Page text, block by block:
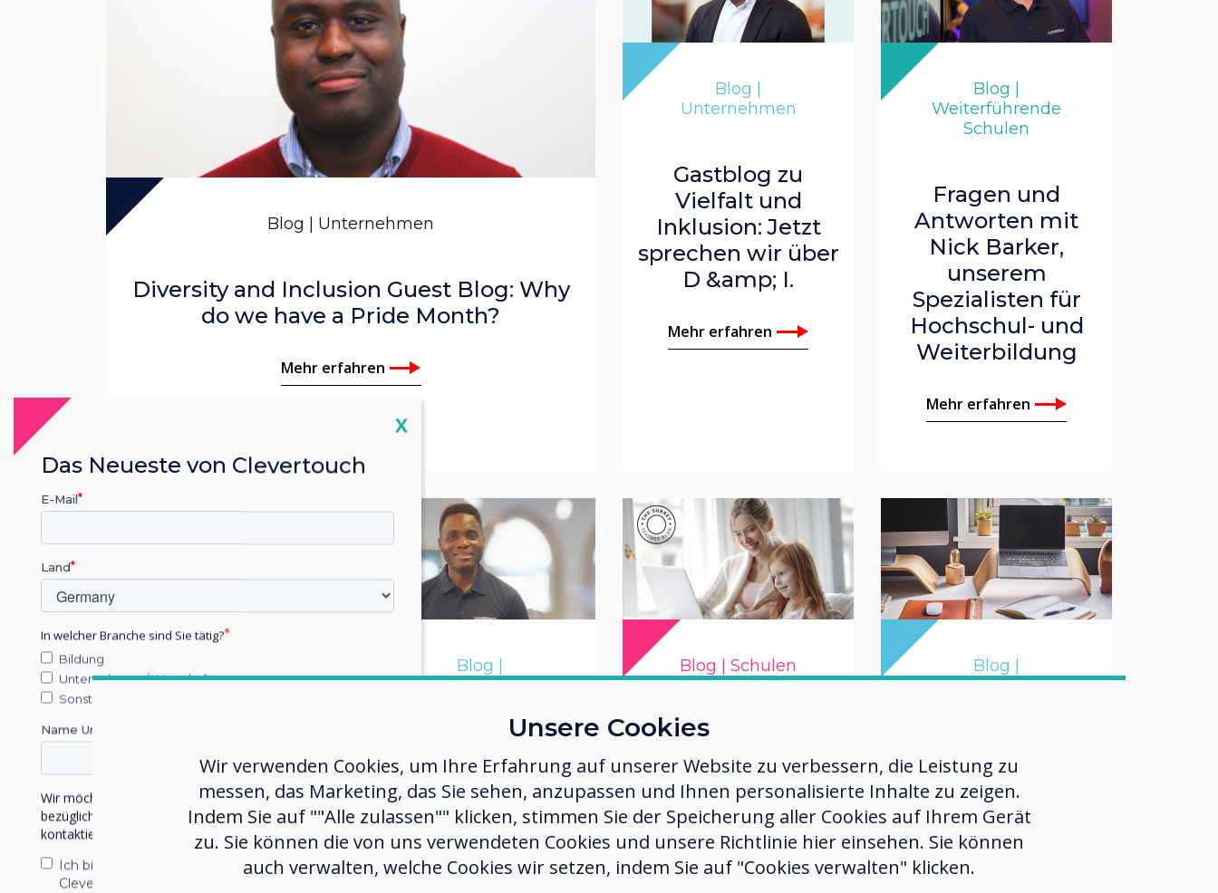
MOD/Government
Jeremias Grünenwald
Klaus Krappmann
Adam Kingshot
Jack Willson
Mark Tildesley
Gareth Middleton
John Ginty
Blog | Unternehmen
Diversity and Inclusion Guest Blog: Why
do we have a Pride Month?
Mehr erfahren
Blog |
Unternehmen
Gastblog zu
Vielfalt und
Inklusion: Jetzt
sprechen wir über
D &amp; I.
Mehr erfahren
Blog |
Weiterführende
Schulen
Fragen und
Antworten mit
Nick Barker,
unserem
Spezialisten für
Hochschul- und
Weiterbildung
Mehr erfahren
Unternehmen
Kraft der
Technologie
Blog |
Unternehmen
Zusammenarbeit
an einem
Arbeitsplatz nach
der Sperrung
Blog | Schulen
Der Surrey
Teacher Blog:
Fernunterrichtsunterstützung
für Eltern
Mehr erfahren
Blog |
Unternehmen
Arbeit von zu
Hause aus
Mehr erfahren
Unsere Cookies
Wir verwenden Cookies, um Ihre Erfahrung auf unserer Website zu verbessern, die Leistung zu
messen, das Marketing, das Sie sehen, anzupassen und Ihnen personalisierte Inhalte zu zeigen.
Indem Sie auf ""Alle zulassen"" klicken, stimmen Sie der Speicherung aller Cookies auf Ihrem Gerät
zu. Sie können die von uns verwendeten Cookies und unsere Richtlinie hier einsehen. Sie können
auch verwalten, welche Cookies wir setzen, indem Sie auf "Cookies verwalten" klicken.
Close
X
Das Neueste von Clevertouch
E-Mail
Land
In welcher Branche sind Sie tätig?
Bildung
Unternehmen / Wirtschaft
Sonstiges
Name Unternehmen/Einrichtung
Wir möchten Sie gerne per E-Mail, Telefon oder Post
bezüglich unserer Produkte und Dienstleistungen
kontaktieren.
Ich bin damit einverstanden, Mitteilungen von
Clevertouch zu erhalten.